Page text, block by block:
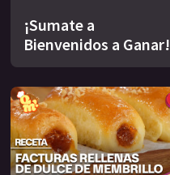
¡Sumate a
Bienvenidos a Ganar!